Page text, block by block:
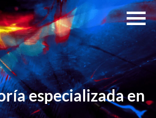
especializada en